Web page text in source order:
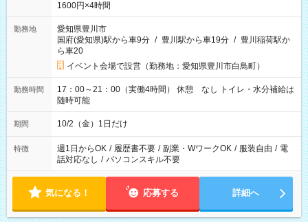
1600円×4時間
勤務地
愛知県豊川市
国府(愛知県)駅から車9分 / 豊川駅から車19分 / 豊川稲荷駅か
ら車20
イベント会場で設営（勤務地：愛知県豊川市白鳥町）
勤務時間
17：00～21：00（実働4時間） 休憩 なし トイレ・水分補給は
随時可能
期間 10/2（金）1日だけ
特徴 週1日からOK / 履歴書不要 / 副業・WワークOK / 服装自由 / 電
話対応なし / パソコンスキル不要
気になる！ 応募する 詳細へ